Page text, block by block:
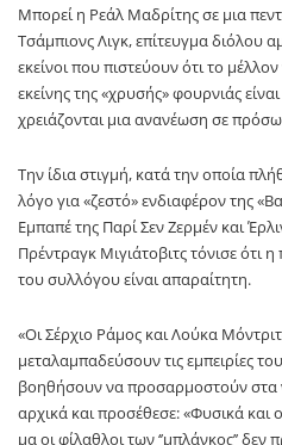
Μπορεί η Ρεάλ Μαδρίτης σε μια
Τσάμπιονς Λιγκ, επίτευγμα διόλου
εκείνοι που πιστεύουν ότι το
εκείνης της «χρυσής» φουρνιάς
χρειάζονται μια ανανέωση σε
Την ίδια στιγμή, κατά την οποία
λόγο για «ζεστό» ενδιαφέρον της
Εμπαπέ της Παρί Σεν Ζερμέν και
Πρέντραγκ Μιγιάτοβιτς τόνισε ότι
του συλλόγου είναι απαραίτητη.
«Οι Σέρχιο Ράμος και Λούκα
μεταλαμπαδεύσουν τις εμπειρίες
βοηθήσουν να προσαρμοστούν στα
αρχικά και προσέθεσε: «Φυσικά και
μα οι φίλαθλοι των ‘’μπλάνκος’’